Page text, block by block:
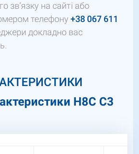
зв’язку на сайті або
телефону +38 067 611
докладно вас
Н8С С3